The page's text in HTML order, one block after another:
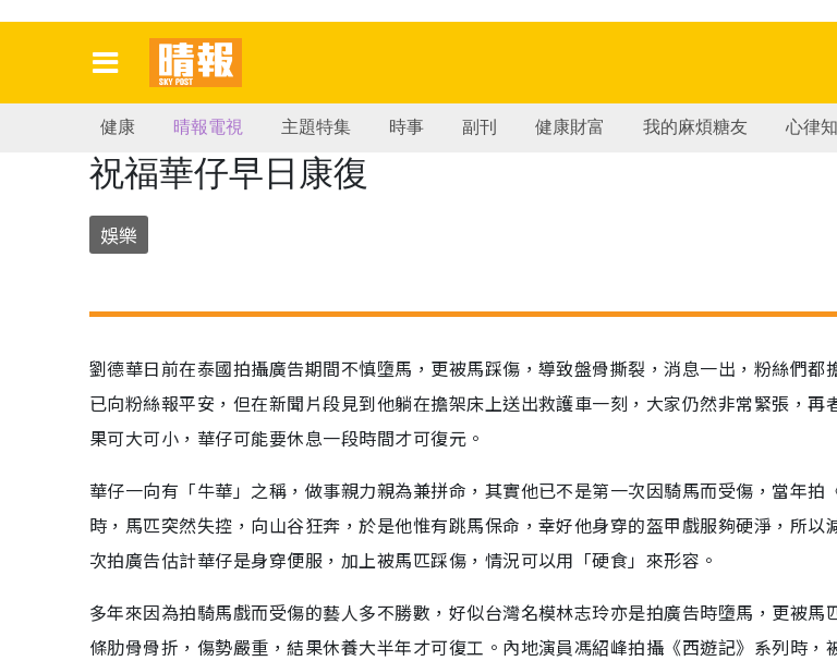
健康 晴報電視 主題特集 時事 副刊 健康財富 我的麻煩糖友 心律
祝福華仔早日康復
娛樂
劉德華日前在泰國拍攝廣告期間不慎墮馬，更被馬踩傷，導致盤骨撕裂，消息一出，粉絲們都
已向粉絲報平安，但在新聞片段見到他躺在擔架床上送出救護車一刻，大家仍然非常緊張，再
果可大可小，華仔可能要休息一段時間才可復元。
華仔一向有「牛華」之稱，做事親力親為兼拼命，其實他已不是第一次因騎馬而受傷，當年拍
時，馬匹突然失控，向山谷狂奔，於是他惟有跳馬保命，幸好他身穿的盔甲戲服夠硬淨，所以
次拍廣告估計華仔是身穿便服，加上被馬匹踩傷，情況可以用「硬食」來形容。
多年來因為拍騎馬戲而受傷的藝人多不勝數，好似台灣名模林志玲亦是拍廣告時墮馬，更被馬
條肋骨骨折，傷勢嚴重，結果休養大半年才可復工。內地演員馮紹峰拍攝《西遊記》系列時，